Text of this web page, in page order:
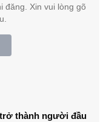
đăng. Xin vui lòng gõ
thành người đầu